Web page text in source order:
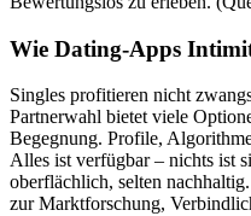
Wie Dating-Apps
Singles profitieren nicht
Partnerwahl bietet viele
Begegnung. Profile,
Alles ist verfügbar – nichts ist
oberflächlich, selten
zur Marktforschung,